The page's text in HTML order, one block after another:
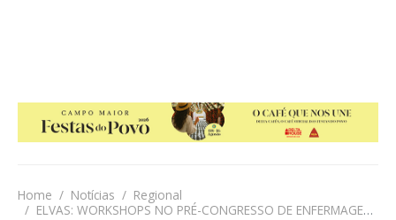
Home Notícias
Regional
ELVAS: WORKSHOPS NO PRÉ-CONGRESSO DE ENFERMAGEM VETRINÁRIA